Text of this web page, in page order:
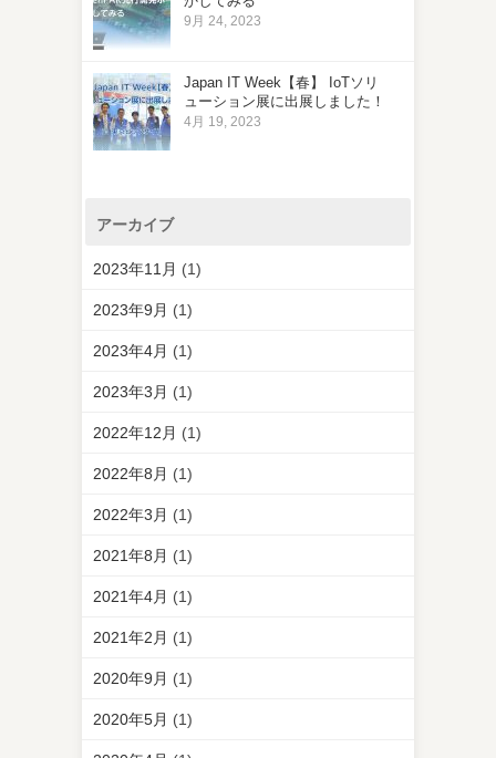
9月 24, 2023
Japan IT Week【春】 IoTソリ
ューション展に出展しました！
4月 19, 2023
アーカイブ
2023年11月 (1)
2023年9月 (1)
2023年4月 (1)
2023年3月 (1)
2022年12月 (1)
2022年8月 (1)
2022年3月 (1)
2021年8月 (1)
2021年4月 (1)
2021年2月 (1)
2020年9月 (1)
2020年5月 (1)